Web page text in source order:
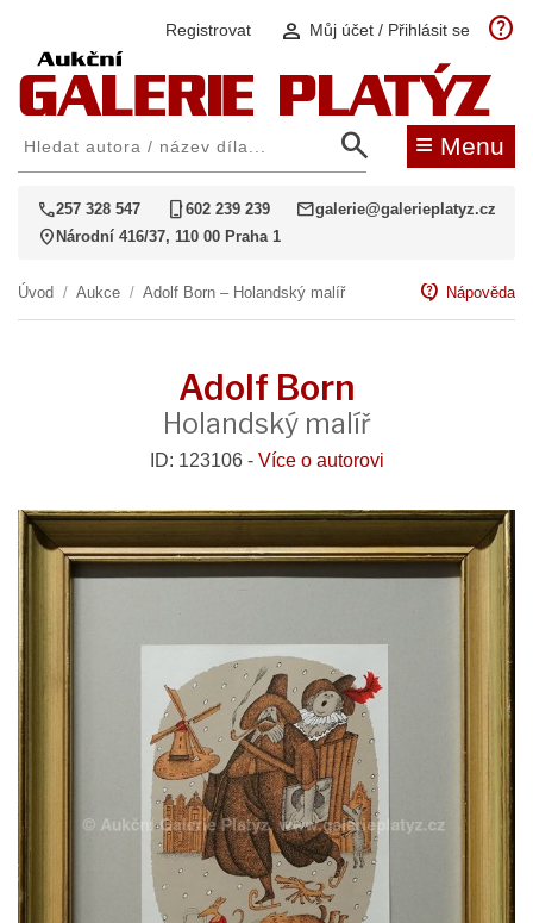
Registrovat person Můj účet / Přihlásit se help
search ≡ Menu
call257 328 547 phone_iphone602 239 239 mailgalerie@galerieplatyz.cz
location_on Národní 416/37, 110 00 Praha 1
Úvod / Aukce / Adolf Born – Holandský malíř contact_support Nápověda
Adolf Born
Holandský malíř
ID: 123106 - Více o autorovi